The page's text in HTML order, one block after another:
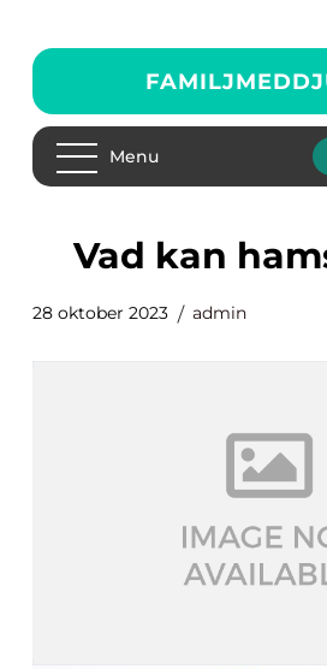
Menu
vad kan
28 oktober 2023 admin